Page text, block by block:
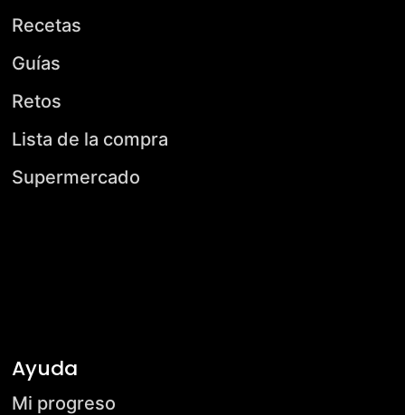
Recetas
Guías
Retos
Lista de la compra
Supermercado
Ayuda
Mi progreso